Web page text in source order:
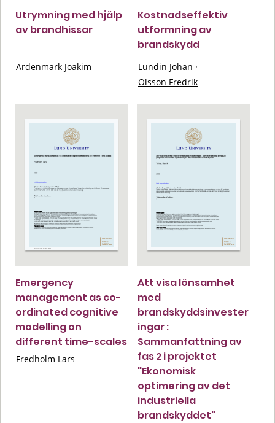
Utrymning med hjälp
av brandhissar
Ardenmark Joakim
Kostnadseffektiv
utformning av
brandskydd
Lundin Johan ·
Olsson Fredrik
Emergency
management as co-
ordinated cognitive
modelling on
different time-scales
Fredholm Lars
Att visa lönsamhet
med
brandskyddsinvester
ingar :
Sammanfattning av
fas 2 i projektet
"Ekonomisk
optimering av det
industriella
brandskyddet"